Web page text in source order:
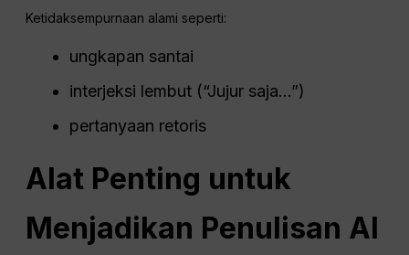
Ketidaksempurnaan alami seperti:
ungkapan santai
interjeksi lembut (“Jujur saja…”)
pertanyaan retoris
Alat Penting untuk
Menjadikan Penulisan AI